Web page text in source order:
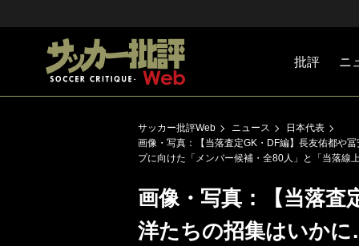
批評 ニ
サッカー批評Web ニュース
日本代表
画像・写真：【当落査定GK・DF編】長友佑都や
プに向けた「メンバー候補・全80人」と「当落線
画像・写真：【当落査
洋たちの招集はいか